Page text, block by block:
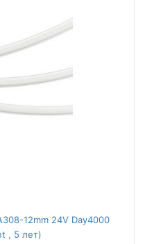
12mm 24V Day4000
, 5 лет)